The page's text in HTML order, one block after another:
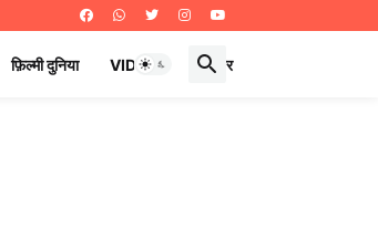
फ़िल्मी दुनिया VIDEOS ई पेपर